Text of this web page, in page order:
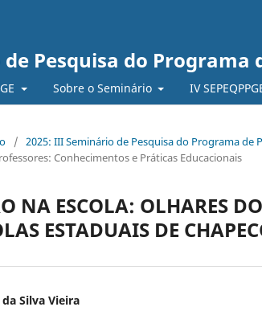
Pesquisa do Programa
Sobre o Seminário IV
/ 2025: III Seminário de Pesquisa do Programa de
Conhecimentos e Práticas Educacionais
NA ESCOLA: OLHARES
ESTADUAIS DE
Silva Vieira